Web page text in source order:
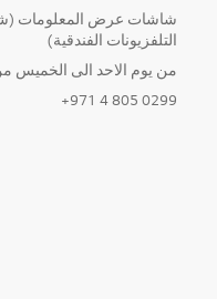
شاشات عرض المعلومات
التلفزيونات الفندقية)
من يوم الاحد الى الخميس من
0299 805 4 971+